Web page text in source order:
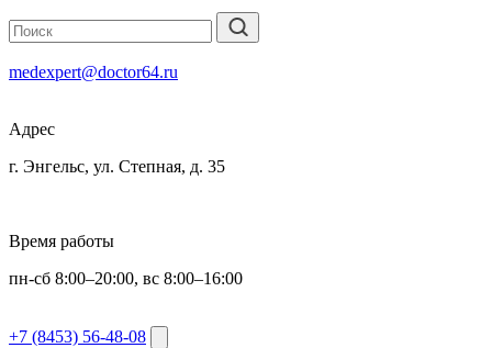
medexpert@doctor64.ru
Адрес
г. Энгельс, ул. Степная, д. 35
Время работы
пн-сб 8:00–20:00, вс 8:00–16:00
+7 (8453) 56-48-08